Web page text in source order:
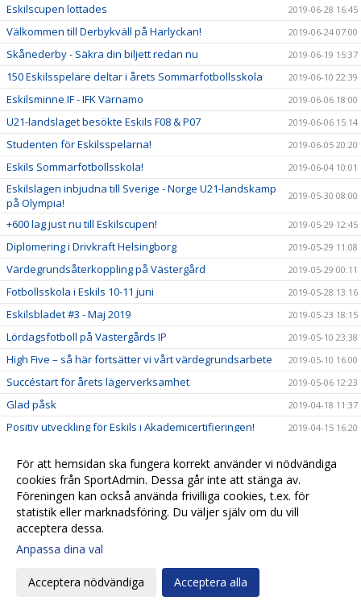
Eskilscupen lottades 2019-06-28 16:45
Välkommen till Derbykväll på Harlyckan! 2019-06-24 07:00
Skånederby - Säkra din biljett redan nu 2019-06-19 15:37
150 Eskilsspelare deltar i årets Sommarfotbollsskola 2019-06-10 22:39
Eskilsminne IF - IFK Värnamo 2019-06-06 18:00
U21-landslaget besökte Eskils F08 & P07 2019-06-06 15:14
Studenten för Eskilsspelarna! 2019-06-05 20:20
Eskils Sommarfotbollsskola! 2019-06-04 10:01
Eskilslagen inbjudna till Sverige - Norge U21-landskamp
på Olympia!
2019-05-30 08:00
+600 lag just nu till Eskilscupen! 2019-05-29 12:45
Diplomering i Drivkraft Helsingborg 2019-05-29 11:08
Värdegrundsåterkoppling på Västergård 2019-05-29 00:11
Fotbollsskola i Eskils 10-11 juni 2019-05-28 13:16
Eskilsbladet #3 - Maj 2019 2019-05-23 18:15
Lördagsfotboll på Västergårds IP 2019-05-10 23:38
High Five – så här fortsätter vi vårt värdegrundsarbete 2019-05-10 16:00
Succéstart för årets lägerverksamhet 2019-05-06 12:23
Glad påsk 2019-04-18 11:37
Positiv utveckling för Eskils i Akademicertifieringen! 2019-04-15 16:20
450 lag redan anmälda till Eskilscupen! 2019-04-03 22:02
Inskrivning Eskils fotbollsskola! 2019-03-31 16:08
Inskrivning Eskils fotbollsskola! 2019-03-25 22:15
Inskrivning Eskils fotbollsskola!
Eskilsbladet #2 - Mars 2019
För att hemsidan ska fungera korrekt använder vi nödvändiga
cookies från SportAdmin. Dessa går inte att stänga av.
Föreningen kan också använda frivilliga cookies, t.ex. för
statistik eller marknadsföring. Du väljer själv om du vill
acceptera dessa.
Anpassa dina val
Acceptera nödvändiga Acceptera alla